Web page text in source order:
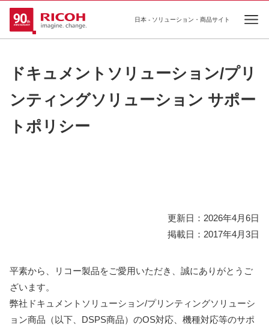
日本 - ソリューション・商品サイト
ドキュメントソリューション/プリ
ンティングソリューション サポー
トポリシー
更新日：2026年4月6日
掲載日：2017年4月3日
平素から、リコー製品をご愛用いただき、誠にありがとうご
ざいます。
弊社ドキュメントソリューション/プリンティングソリューシ
ョン商品（以下、DSPS商品）のOS対応、機種対応等のサポ